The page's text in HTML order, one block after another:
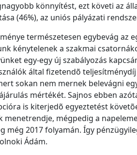
könnyítést, ezt követi az
(46%), az uniós pályázati
természetesen egybevág az
kénytelenek a szakmai
egy-egy új szabályozás
által fizetendõ
sokan nem mernek belevágni
mértékét. Sajnos ebben
is kiterjedõ egyeztetést
menetrendje, mégpedig a
még 2017 folyamán. Így
Ádám.